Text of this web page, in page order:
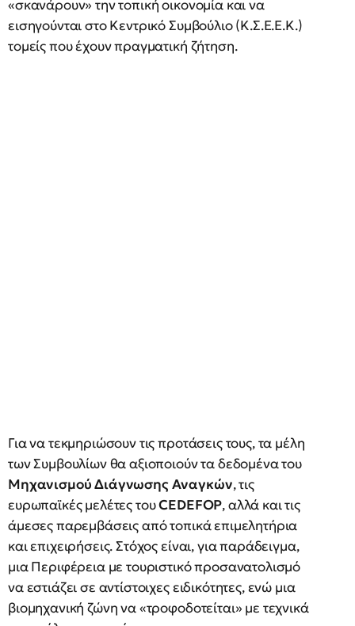
«σκανάρουν» την τοπική οικονομία και να
εισηγούνται στο Κεντρικό Συμβούλιο (Κ.Σ.Ε.Ε.Κ.)
τομείς που έχουν πραγματική ζήτηση.
Για να τεκμηριώσουν τις προτάσεις τους, τα μέλη
των Συμβουλίων θα αξιοποιούν τα δεδομένα του
Μηχανισμού Διάγνωσης Αναγκών, τις
ευρωπαϊκές μελέτες τουCEDEFOP, αλλά και τις
άμεσες παρεμβάσεις από τοπικά επιμελητήρια
και επιχειρήσεις. Στόχος είναι, για παράδειγμα,
μια Περιφέρεια με τουριστικό προσανατολισμό
να εστιάζει σε αντίστοιχες ειδικότητες, ενώ μια
βιομηχανική ζώνη να «τροφοδοτείται» με τεχνικά